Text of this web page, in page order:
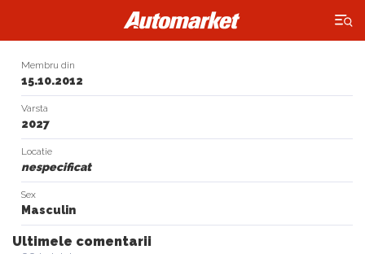
×
Membru din
15.10.2012
Varsta
2027
Locatie
nespecificat
Sex
Masculin
Ultimele comentarii